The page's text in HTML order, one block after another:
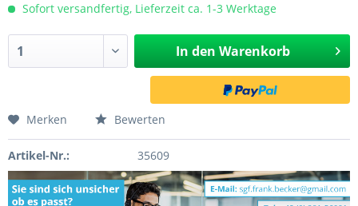
Sofort versandfertig, Lieferzeit ca. 1-3 Werktage
In den Warenkorb
Merken Bewerten
Artikel-Nr.: 35609